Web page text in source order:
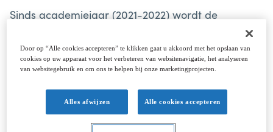
Sinds academiejaar (2021-2022) wordt de
opleiding Scheepswerktuigkunde aangeboden als
een academische opleiding (3 jaar bachelor + 1
jaar master).
Door op “Alle cookies accepteren” te klikken gaat u akkoord met het opslaan van
cookies op uw apparaat voor het verbeteren van websitenavigatie, het analyseren
van websitegebruik en om ons te helpen bij onze marketingprojecten.
Alles afwijzen Alle cookies accepteren